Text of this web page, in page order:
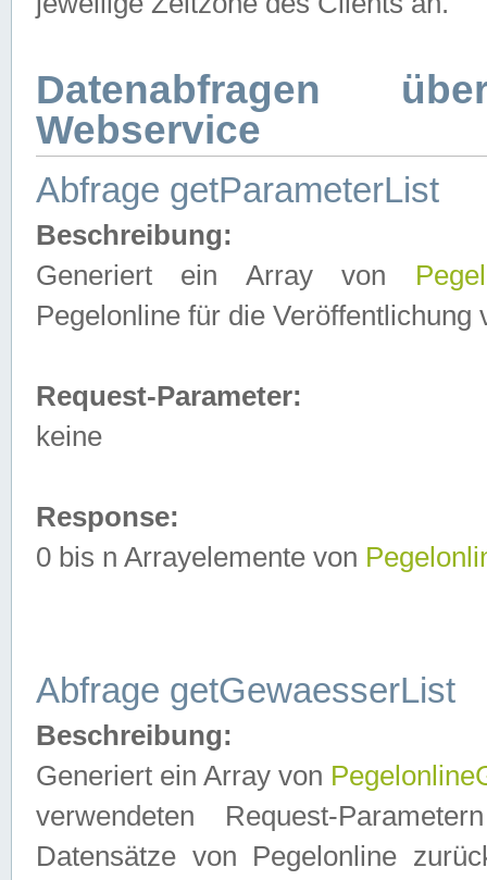
Datenabfragen
Webservice
Abfrage getParameterList
Beschreibung:
Generiert ein Array von
Pegelonline für die Veröffentlichung
Request-Parameter:
keine
Response:
0 bis n Arrayelemente von
Abfrage getGewaesserList
Beschreibung:
Generiert ein Array von
verwendeten Request-
Datensätze von Pegelonline